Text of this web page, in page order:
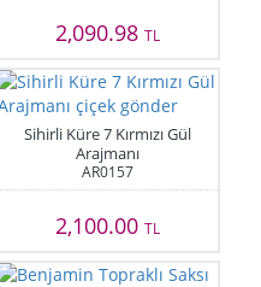
2,090.98 TL
Sihirli Küre 7 Kırmızı Gül
Arajmanı
AR0157
2,100.00 TL